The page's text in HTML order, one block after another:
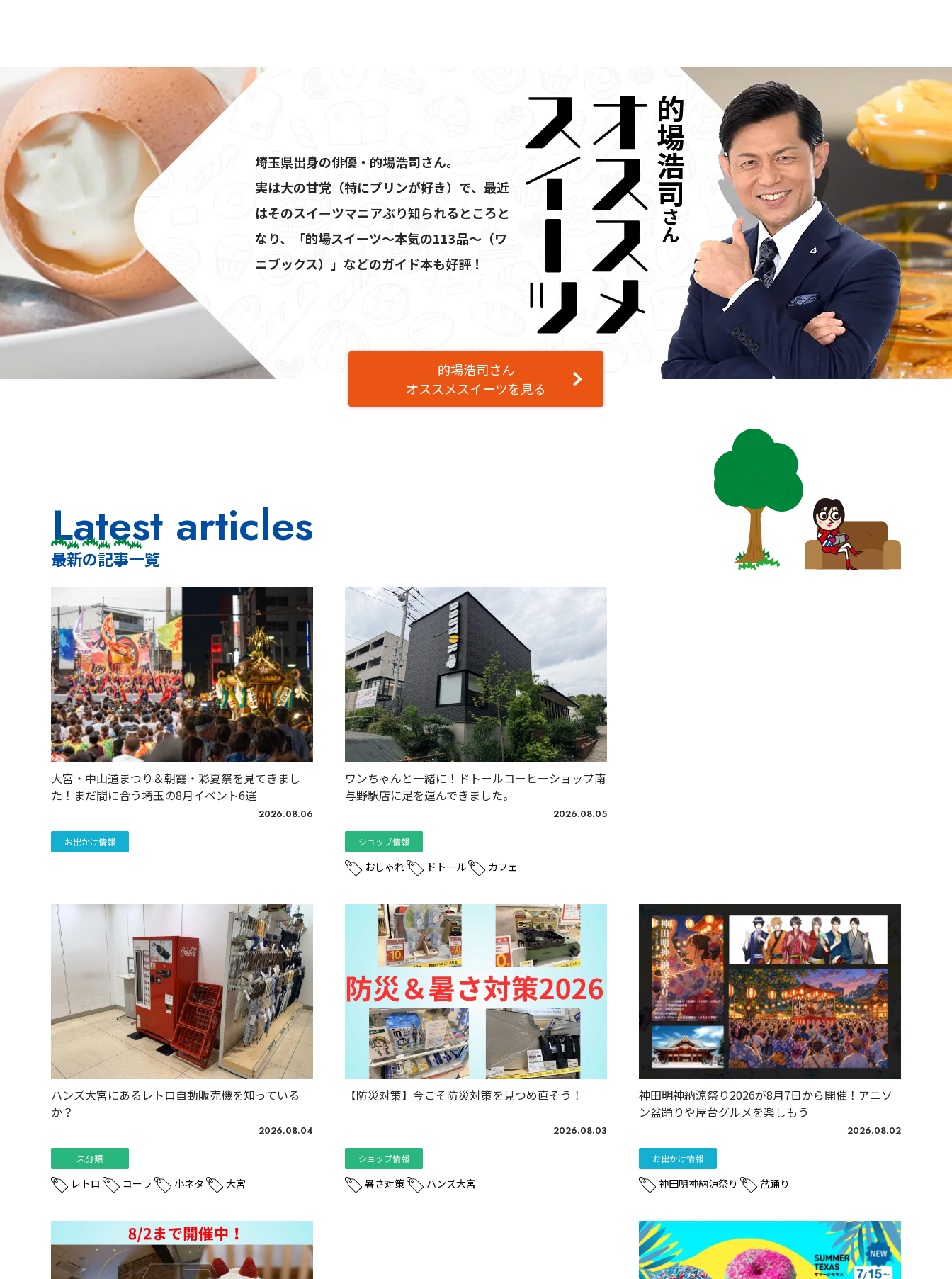
埼玉県出身の俳優・的場浩司さん。
実は大の甘党（特にプリンが好き）で、最近
はそのスイーツマニアぶり知られるところと
なり、「的場スイーツ～本気の113品～（ワ
ニブックス）」などのガイド本も好評！
的場浩司さん
オススメスイーツを見る
Latest articles
最新の記事一覧
大宮・中山道まつり＆朝霞・彩夏祭を見てきまし
た！まだ間に合う埼玉の8月イベント6選
2026.08.06
お出かけ情報
ワンちゃんと一緒に！ドトールコーヒーショップ南
与野駅店に足を運んできました。
2026.08.05
ショップ情報
おしゃれ ドトール カフェ
ハンズ大宮にあるレトロ自動販売機を知っている
か？
2026.08.04
未分類
レトロ コーラ 小ネタ 大宮
【防災対策】今こそ防災対策を見つめ直そう！
2026.08.03
ショップ情報
暑さ対策 ハンズ大宮
神田明神納涼祭り2026が8月7日から開催！アニソ
ン盆踊りや屋台グルメを楽しもう
2026.08.02
お出かけ情報
神田明神納涼祭り 盆踊り